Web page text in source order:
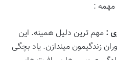
مهمه :
: مهم ترین دلیل همینه. این
زندگیمون میندازن. یاد بچگی